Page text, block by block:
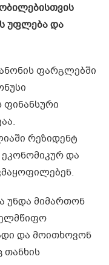
უფლება და
ფარგლებში
ფინანსური
რეზიდენტ
და
უნდა მიმართონ
და მოითხოვონ